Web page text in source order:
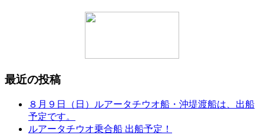
最近の投稿
８月９日（日）ルアータチウオ船・沖堤渡船は、出船
予定です。
ルアータチウオ乗合船 出船予定！